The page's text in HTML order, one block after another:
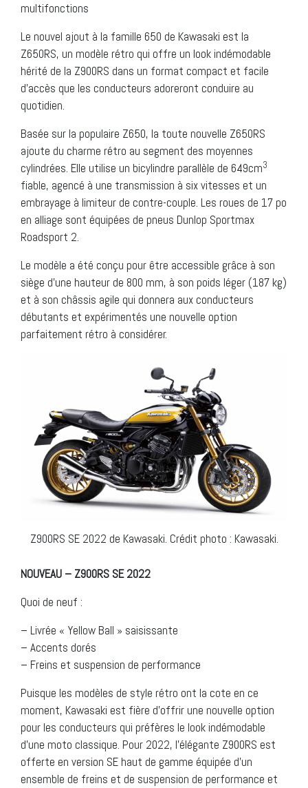
multifonctions
Le nouvel ajout à la famille 650 de Kawasaki est la
Z650RS, un modèle rétro qui offre un look indémodable
hérité de la Z900RS dans un format compact et facile
d’accès que les conducteurs adoreront conduire au
quotidien.
Basée sur la populaire Z650, la toute nouvelle Z650RS
ajoute du charme rétro au segment des moyennes
cylindrées. Elle utilise un bicylindre parallèle de 649cm3
fiable, agencé à une transmission à six vitesses et un
embrayage à limiteur de contre-couple. Les roues de 17 po
en alliage sont équipées de pneus Dunlop Sportmax
Roadsport 2.
Le modèle a été conçu pour être accessible grâce à son
siège d’une hauteur de 800 mm, à son poids léger (187 kg)
et à son châssis agile qui donnera aux conducteurs
débutants et expérimentés une nouvelle option
parfaitement rétro à considérer.
Z900RS SE 2022 de Kawasaki. Crédit photo : Kawasaki.
NOUVEAU – Z900RS SE 2022
Quoi de neuf :
– Livrée « Yellow Ball » saisissante
– Accents dorés
– Freins et suspension de performance
Puisque les modèles de style rétro ont la cote en ce
moment, Kawasaki est fière d’offrir une nouvelle option
pour les conducteurs qui préfères le look indémodable
d’une moto classique. Pour 2022, l’élégante Z900RS est
offerte en version SE haut de gamme équipée d’un
ensemble de freins et de suspension de performance et